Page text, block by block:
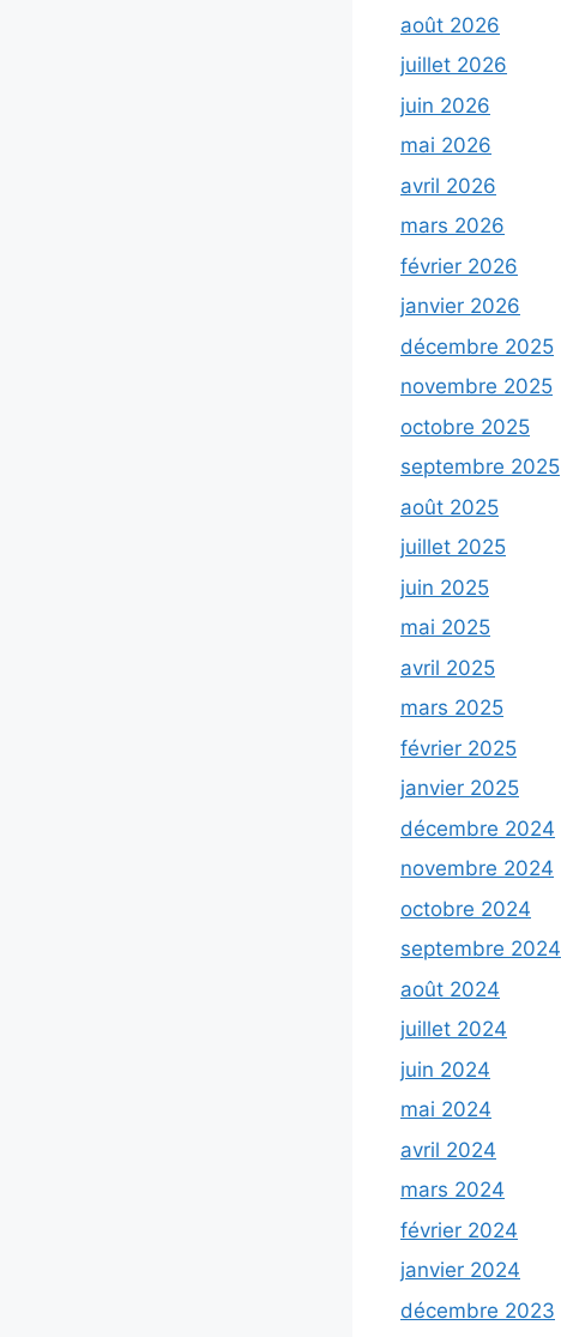
août 2026
juillet 2026
juin 2026
mai 2026
avril 2026
mars 2026
février 2026
janvier 2026
décembre 2025
novembre 2025
octobre 2025
septembre 2025
août 2025
juillet 2025
juin 2025
mai 2025
avril 2025
mars 2025
février 2025
janvier 2025
décembre 2024
novembre 2024
octobre 2024
septembre 2024
août 2024
juillet 2024
juin 2024
mai 2024
avril 2024
mars 2024
février 2024
janvier 2024
décembre 2023